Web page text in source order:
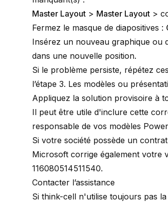
Master Layout > Master Layout >
Fermez le masque de diapositives :
Insérez un nouveau graphique ou
dans une nouvelle position.
Si le problème persiste, répétez
l’étape 3. Les modèles ou
Appliquez la solution provisoire à
Il peut être utile d'inclure cette
responsable de vos modèles
Si votre société possède un
Microsoft corrige également votre
116080514511540.
Contacter l’assistance
Si think-cell n'utilise toujours pas